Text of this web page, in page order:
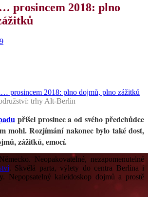
prosincem 2018: plno
trhy Alt-Berlin
přišel prosinec a od svého předchůdce
mohl. Rozjímání nakonec bylo také dost,
zážitků, emocí.
Neopakovatelné, nezapomenutelné
. Skvělá parta, výlety do centra Berlína i
Nepopsatelný kaleidoskop dojmů a prostě